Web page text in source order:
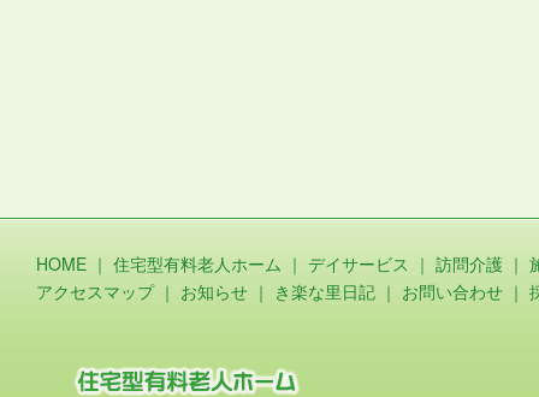
HOME ｜ 住宅型有料老人ホーム ｜ デイサービス ｜ 訪問介護 ｜
アクセスマップ｜ お知らせ ｜ き楽な里日記 ｜ お問い合わせ ｜